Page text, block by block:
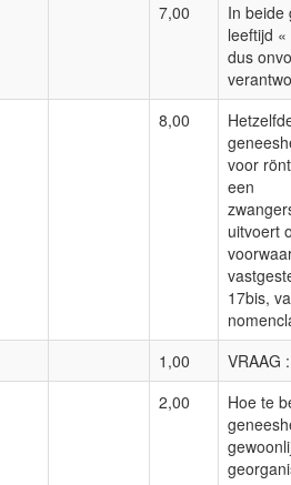
7,00
In beide
leeftijd
dus
8,00
voor
een
uitvoert
17bis,
1,00
VRAAG :
2,00
Hoe te